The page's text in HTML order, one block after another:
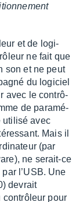
et de logi­
ne fait que
son et ne peut
du logi­ciel
avec le contrô­
de para­mé­
utilisé avec
Mais il
(par
ne serait-ce
l’USB. Une
devrait
contrô­leur pour